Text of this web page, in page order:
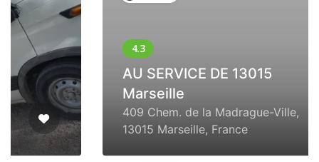
AU SERVICE DE 13015
Marseille
409 Chem. de la Madrague-Ville,
13015 Marseille, France